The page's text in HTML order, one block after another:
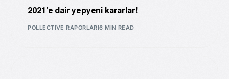
2021’e dair yepyeni kararlar!
POLLECTIVE RAPORLARI6 MIN READ